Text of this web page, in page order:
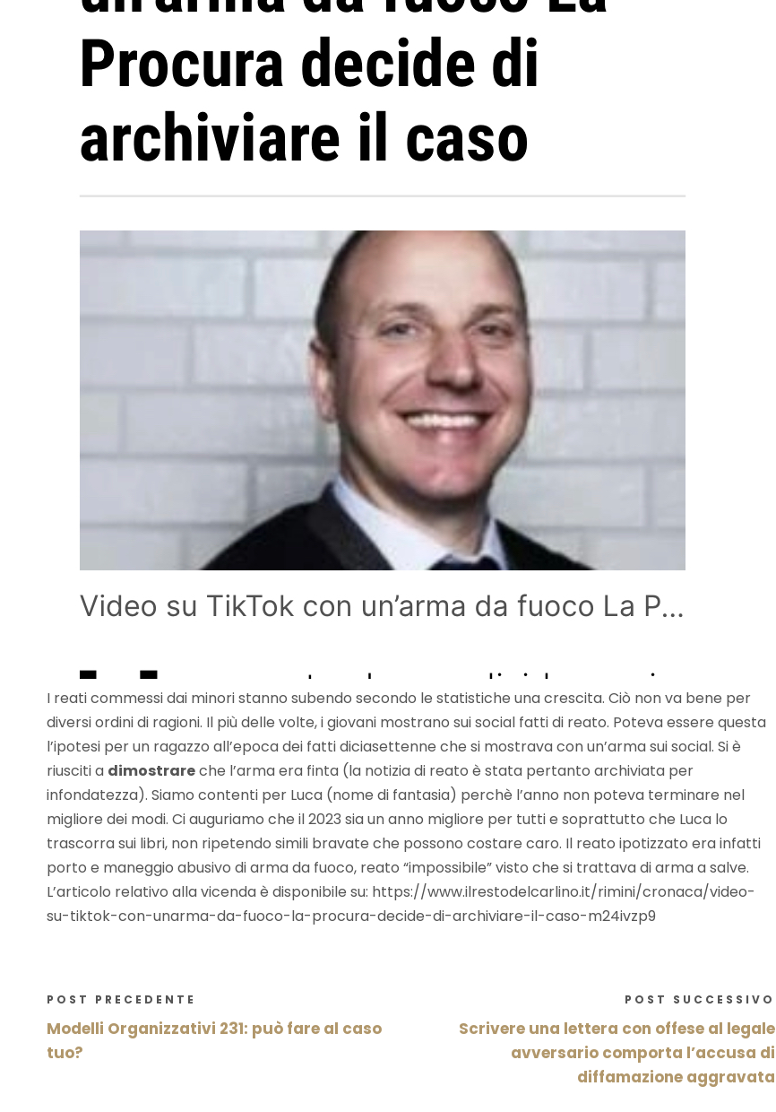
I reati commessi dai minori stanno subendo secondo le statistiche una crescita. Ciò non va bene per
diversi ordini di ragioni. Il più delle volte, i giovani mostrano sui social fatti di reato. Poteva essere questa
l’ipotesi per un ragazzo all’epoca dei fatti diciasettenne che si mostrava con un’arma sui social. Si è
riusciti a dimostrareche l’arma era finta (la notizia di reato è stata pertanto archiviata per
infondatezza). Siamo contenti per Luca (nome di fantasia) perchè l’anno non poteva terminare nel
migliore dei modi. Ci auguriamo che il 2023 sia un anno migliore per tutti e soprattutto che Luca lo
trascorra sui libri, non ripetendo simili bravate che possono costare caro. Il reato ipotizzato era infatti
porto e maneggio abusivo di arma da fuoco, reato “impossibile” visto che si trattava di arma a salve.
L’articolo relativo alla vicenda è disponibile su: https://www.ilrestodelcarlino.it/rimini/cronaca/video-
su-tiktok-con-unarma-da-fuoco-la-procura-decide-di-archiviare-il-caso-m24ivzp9
POST PRECEDENTE
Modelli Organizzativi 231: può fare al caso
tuo?
POST SUCCESSIVO
Scrivere una lettera con offese al legale
avversario comporta l’accusa di
diffamazione aggravata